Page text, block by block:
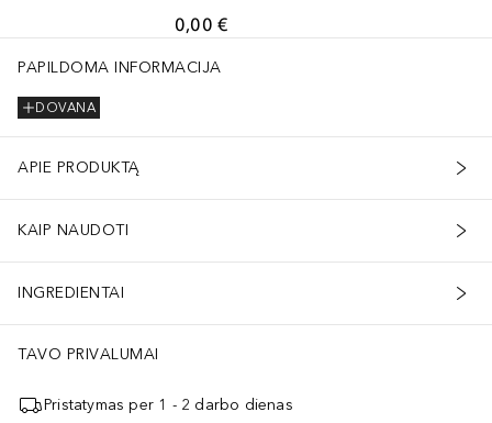
0,00 €
PAPILDOMA INFORMACIJA
DOVANA
APIE PRODUKTĄ
KAIP NAUDOTI
INGREDIENTAI
TAVO PRIVALUMAI
Pristatymas per 1 - 2 darbo dienas